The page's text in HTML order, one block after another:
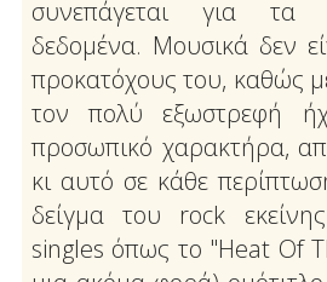
συνεπάγεται για τα
δεδομένα. Μουσικά δεν
προκατόχους του, καθώς
τον πολύ εξωστρεφή
προσωπικό χαρακτήρα,
κι αυτό σε κάθε
δείγμα του rock
singles όπως το "Heat Of